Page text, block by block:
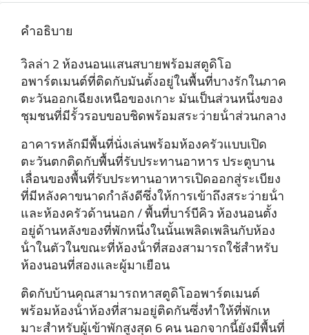
คำอธิบาย
วิลล่า 2 ห้องนอนแสนสบายพร้อมสตูดิโอ
อพาร์ตเมนต์ที่ติดกับมันตั้งอยู่ในพื้นที่บางรักในภาค
ตะวันออกเฉียงเหนือของเกาะ มันเป็นส่วนหนึ่งของ
ชุมชนที่มีรั้วรอบขอบชิดพร้อมสระว่ายน้ําส่วนกลาง
อาคารหลักมีพื้นที่นั่งเล่นพร้อมห้องครัวแบบเปิด
ตะวันตกติดกับพื้นที่รับประทานอาหาร ประตูบาน
เลื่อนของพื้นที่รับประทานอาหารเปิดออกสู่ระเบียง
ที่มีหลังคาขนาดกําลังดีซึ่งให้การเข้าถึงสระว่ายน้ํา
และห้องครัวด้านนอก / พื้นที่บาร์บีคิว ห้องนอนตั้ง
อยู่ด้านหลังของที่พักหนึ่งในนั้นเพลิดเพลินกับห้อง
น้ําในตัวในขณะที่ห้องน้ําที่สองสามารถใช้สําหรับ
ห้องนอนที่สองและผู้มาเยือน
ติดกับบ้านคุณสามารถหาสตูดิโออพาร์ตเมนต์
พร้อมห้องน้ําห้องที่สามอยู่ติดกันซึ่งทําให้ที่พักเห
มาะสําหรับผู้เข้าพักสูงสุด 6 คน นอกจากนี้ยังมีพื้นที่